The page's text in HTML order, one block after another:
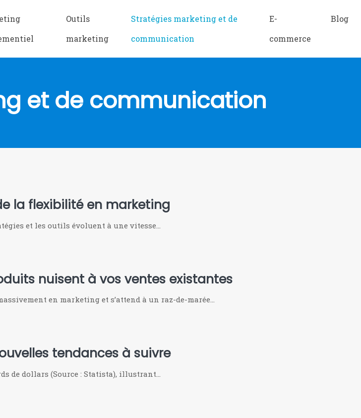
Outils
marketing
Stratégies marketing et de
communication
E-
commerce
Blog
et de communication
la flexibilité en marketing
et les outils évoluent à une vitesse…
nuisent à vos ventes existantes
en marketing et s’attend à un raz-de-marée…
tendances à suivre
de dollars (Source : Statista), illustrant…